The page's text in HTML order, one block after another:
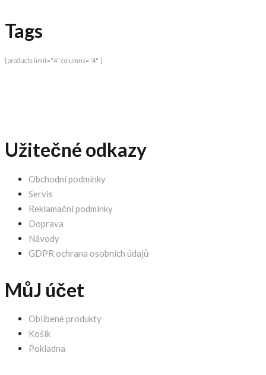
Tags
[products limit="4" columns="4" ]
Užitečné odkazy
Obchodní podmínky
Servis
Reklamační podmínky
Doprava
Návody
GDPR ochrana osobních údajů
MůJ účet
Oblíbené produkty
Košík
Pokladna